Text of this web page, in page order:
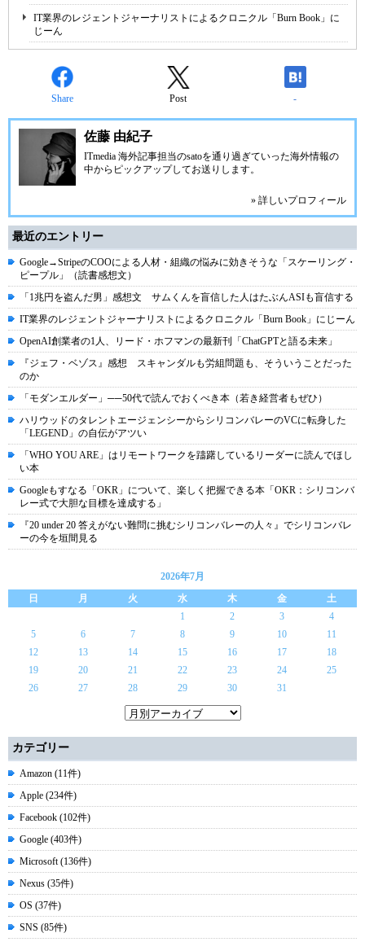
IT業界のレジェントジャーナリストによるクロニクル「Burn Book」に
じーん
Share Post -
佐藤 由紀子
ITmedia 海外記事担当のsatoを通り過ぎていった海外情報の
中からピックアップしてお送りします。
» 詳しいプロフィール
最近のエントリー
Google→StripeのCOOによる人材・組織の悩みに効きそうな「スケーリング・
ピープル」（読書感想文）
「1兆円を盗んだ男」感想文 サムくんを盲信した人はたぶんASIも盲信する
IT業界のレジェントジャーナリストによるクロニクル「Burn Book」にじーん
OpenAI創業者の1人、リード・ホフマンの最新刊「ChatGPTと語る未来」
『ジェフ・ベゾス』感想 スキャンダルも労組問題も、そういうことだった
のか
「モダンエルダー」──50代で読んでおくべき本（若き経営者もぜひ）
ハリウッドのタレントエージェンシーからシリコンバレーのVCに転身した
「LEGEND」の自伝がアツい
「WHO YOU ARE」はリモートワークを躊躇しているリーダーに読んでほし
い本
Googleもすなる「OKR」について、楽しく把握できる本「OKR：シリコンバ
レー式で大胆な目標を達成する」
『20 under 20 答えがない難問に挑むシリコンバレーの人々』でシリコンバレ
ーの今を垣間見る
2026年7月
日
月 火 水 木 金
土
1
2 3
4
5
6 7 8 9 10
11
12
13 14 15 16 17
18
19
20 21 22 23 24
25
26
27 28 29 30 31
カテゴリー
Amazon (11件)
Apple (234件)
Facebook (102件)
Google (403件)
Microsoft (136件)
Nexus (35件)
OS (37件)
SNS (85件)